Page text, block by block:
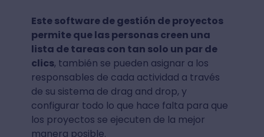
Este software de gestión de proyectos
permite que las personas creen una
lista de tareas con tan solo un par de
clics, también se pueden asignar a los
responsables de cada actividad a través
de su sistema de drag and drop, y
configurar todo lo que hace falta para que
los proyectos se ejecuten de la mejor
manera posible.